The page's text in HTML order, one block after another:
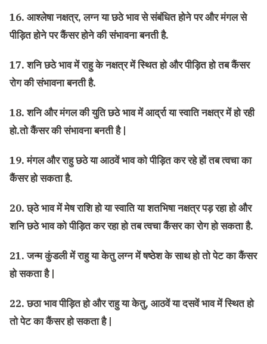
16. आश्लेषा नक्षत्र, लग्न या छठे भाव से संबंधित होने पर और मंगल से
पीड़ित होने पर कैंसर होने की संभावना बनती है.
17. शनि छठे भाव में राहु के नक्षत्र में स्थित हो और पीड़ित हो तब कैंसर
रोग की संभावना बनती है.
18. शनि और मंगल की युति छठे भाव में आर्द्रा या स्वाति नक्षत्र में हो रही
हो.तो कैंसर की संभावना बनती है |
19. मंगल और राहु छठे या आठवें भाव को पीड़ित कर रहे हों तब त्वचा का
कैंसर हो सकता है.
20. छ्ठे भाव में मेष राशि हो या स्वाति या शतभिषा नक्षत्र पड़ रहा हो और
शनि छठे भाव को पीड़ित कर रहा हो तब त्वचा कैंसर का रोग हो सकता है.
21. जन्म कुंडली में राहु या केतु लग्न में षष्ठेश के साथ हो तो पेट का कैंसर
हो सकता है |
22. छठा भाव पीड़ित हो और राहु या केतु, आठवें या दसवें भाव में स्थित हो
तो पेट का कैंसर हो सकता है |